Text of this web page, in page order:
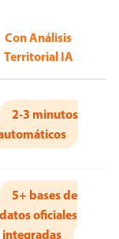
Con Análisis
Territorial IA
2-3 minutos
5+ bases de
datos oficiales
integradas